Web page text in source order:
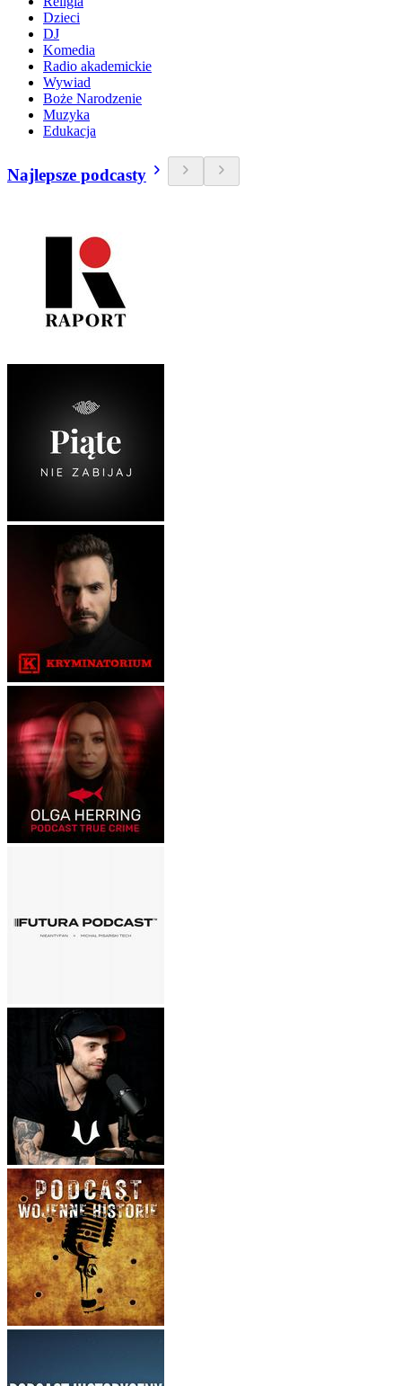
Dzieci
DJ
Komedia
Radio akademickie
Wywiad
Boże Narodzenie
Muzyka
Edukacja
Najlepsze podcasty